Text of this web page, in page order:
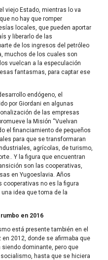
viejo Estado, mientras lo va
no hay que romper
locales, que pueden aportar
y liberarlo de las
de los ingresos del petróleo
muchos de los cuales son
vuelcan a la especulación
fantasmas, para captar ese
endógeno, el
por Giordani en algunas
de las empresas
la Misión “Vuelvan
el financiamiento de pequeños
para que se transformaran
agrícolas, de turismo,
Y la figura que encuentran
son las cooperativas,
en Yugoeslavia. Años
cooperativas no es la figura
idea que toma de la
en 2016
está presente también en el
2012, donde se afirmaba que
dominante, pero que
hasta que se hiciera